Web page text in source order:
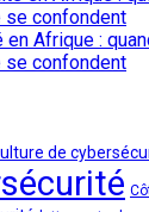
en Afrique :
confondent
de